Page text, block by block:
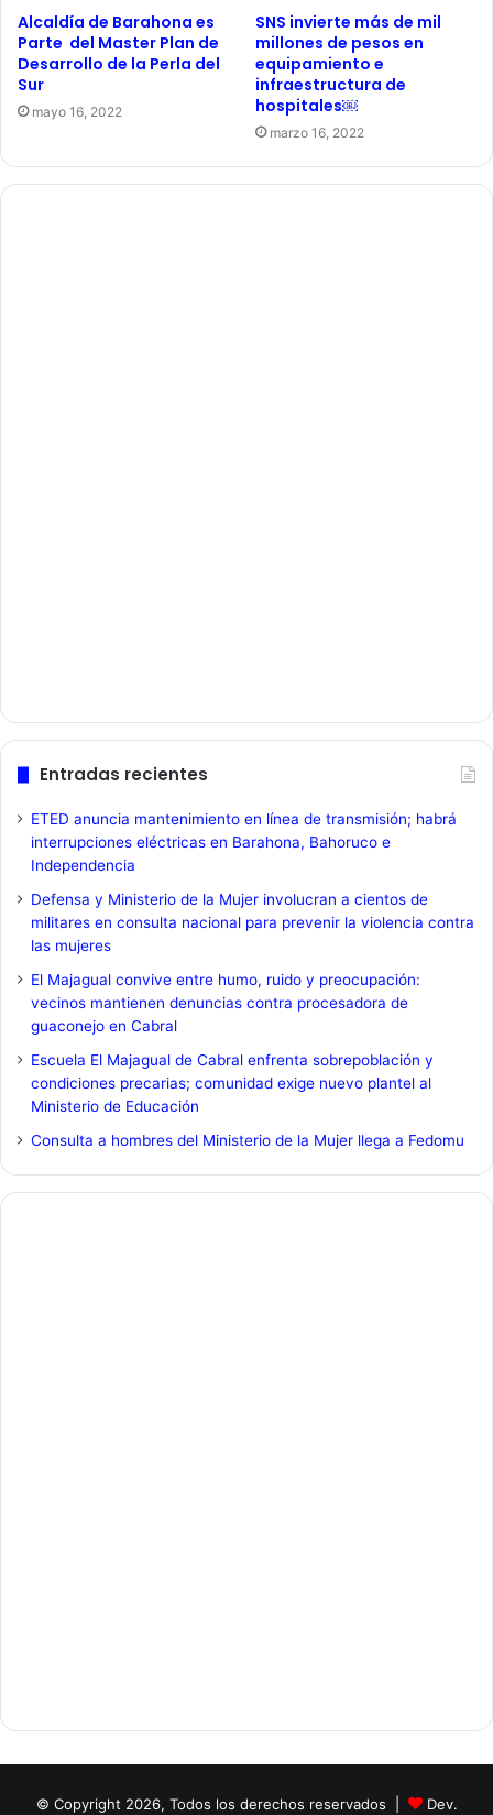
Alcaldía de Barahona es
Parte del Master Plan de
Desarrollo de la Perla del
Sur
mayo 16, 2022
SNS invierte más de mil
millones de pesos en
equipamiento e
infraestructura de
hospitales￼
marzo 16, 2022
Entradas recientes
ETED anuncia mantenimiento en línea de transmisión; habrá
interrupciones eléctricas en Barahona, Bahoruco e
Independencia
Defensa y Ministerio de la Mujer involucran a cientos de
militares en consulta nacional para prevenir la violencia contra
las mujeres
El Majagual convive entre humo, ruido y preocupación:
vecinos mantienen denuncias contra procesadora de
guaconejo en Cabral
Escuela El Majagual de Cabral enfrenta sobrepoblación y
condiciones precarias; comunidad exige nuevo plantel al
Ministerio de Educación
Consulta a hombres del Ministerio de la Mujer llega a Fedomu
© Copyright 2026, Todos los derechos reservados | Dev.